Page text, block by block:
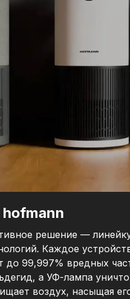
решение —
Каждое
до 99,997% вредных
а УФ-лампа
воздух, насыщая